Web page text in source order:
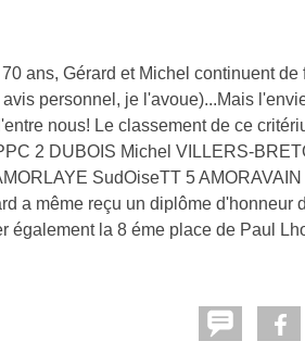
ans, Gérard et Michel continuent
personnel, je l'avoue)...Mais
nous! Le classement de ce
2 DUBOIS Michel VILLERS-
SudOiseTT 5
a même reçu un diplôme d'honneur
la 8 éme place de Paul